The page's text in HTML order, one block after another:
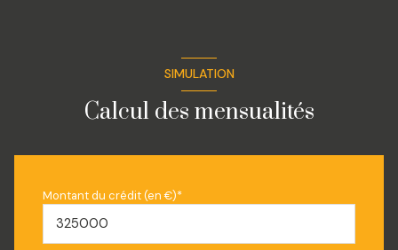
vue degagée
terrasse
arboré
SIMULATION
Calcul des mensualités
Montant du crédit (en €)*